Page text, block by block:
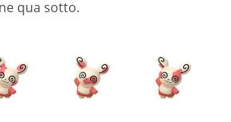
qua sotto.